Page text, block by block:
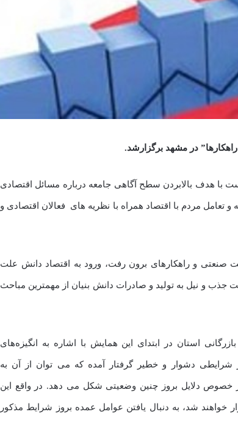
در مشهد برگزارشد.
هدف بالابردن سطح آگاهی جامعه درباره مسائل اقتصادی
و تعامل مردم با اقتصاد همراه با نظریه های فعالان اقتصادی و
صنعتی و راهکارهای برون رفت، ورود به اقتصاد دانش علت
جذب و نیل به تولید و صادرات دانش بنیان از مهمترین مباحث
استان در ابتدای این همایش با اشاره به انگیزه‌‌های
شرایطی دشوار و خطیر گرفتار آمده که می توان از آن به
خصوص دلایل بروز چنین وضعیتی شکل می دهد. در واقع این
شد، به دنبال یافتن عوامل عمده بروز شرایط مذکور